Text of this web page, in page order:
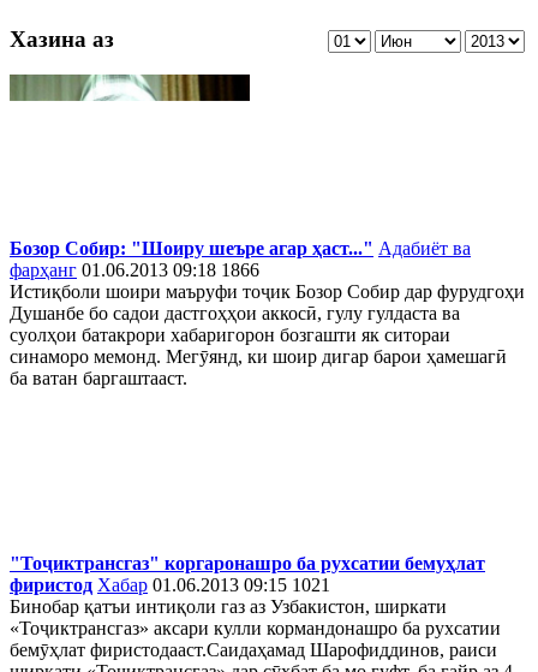
Хазина аз
Бозор Собир: "Шоиру шеъре агар ҳаст..." Адабиёт ва
фарҳанг 01.06.2013 09:18 1866
Истиқболи шоири маъруфи тоҷик Бозор Собир дар фурудгоҳи
Душанбе бо садои дастгоҳҳои аккосӣ, гулу гулдаста ва
суолҳои батакрори хабаригорон бозгашти як ситораи
синаморо мемонд. Мегӯянд, ки шоир дигар барои ҳамешагӣ
ба ватан баргаштааст.
"Тоҷиктрансгаз" коргаронашро ба рухсатии бемуҳлат
фиристод Хабар 01.06.2013 09:15 1021
Бинобар қатъи интиқоли газ аз Узбакистон, ширкати
«Тоҷиктрансгаз» аксари кулли кормандонашро ба рухсатии
бемӯҳлат фиристодааст.Саидаҳамад Шарофиддинов, раиси